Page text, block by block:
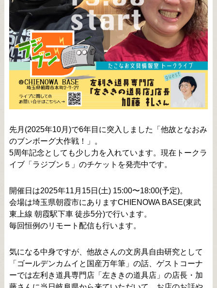
先月(2025年10月)で6年目に突入しました「他故となおみ
のブンボーグ大作戦！」。
5周年記念としても少し力を入れています。現在トークラ
イブ「ラジブン５」のチケットを発売中です。
開催日は2025年11月15日(土) 15:00〜18:00(予定)。
会場は埼玉県朝霞市にありますCHIENOWA BASE(東武
東上線 朝霞駅下車 徒歩5分)で行います。
毎回恒例のリモート配信も行います。
気になる中身ですが、他故さんの文房具自由研究として
「ゴールデンカムイと国産万年筆」の話、ゲストコーナ
ーでは左利き道具専門店「左ききの道具店」の店長・加